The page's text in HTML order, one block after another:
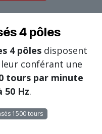
4 pôles
4 pôlesdisposent
conférant une
tours par minute
50 Hz.
1500 tours